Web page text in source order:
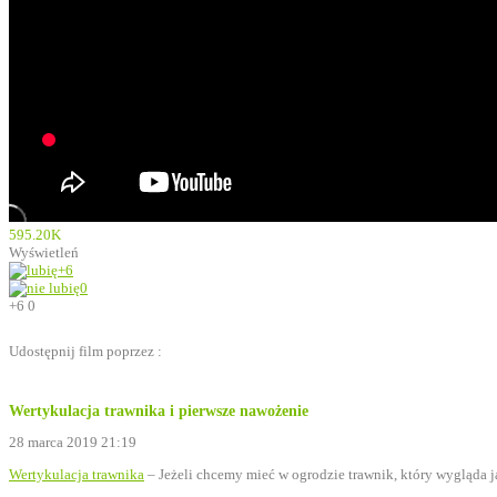
595.20K
Wyświetleń
+6
0
+6 0
Udostępnij film poprzez :
Wertykulacja trawnika i pierwsze nawożenie
28 marca 2019 21:19
Wertykulacja trawnika – Jeżeli chcemy mieć w ogrodzie trawnik, który wygląda